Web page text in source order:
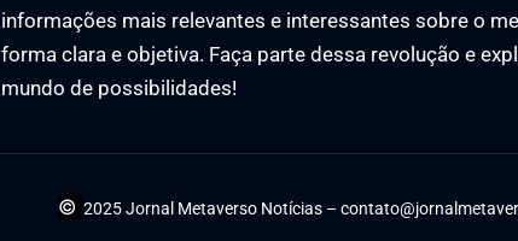
informações mais relevantes e interessantes sobre o
forma clara e objetiva. Faça parte dessa revolução e
mundo de possibilidades!
© 2025 Jornal Metaverso Notícias –